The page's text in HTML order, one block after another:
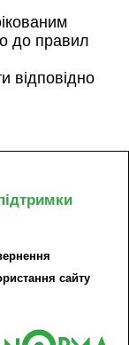
до правил
відповідно
сайту